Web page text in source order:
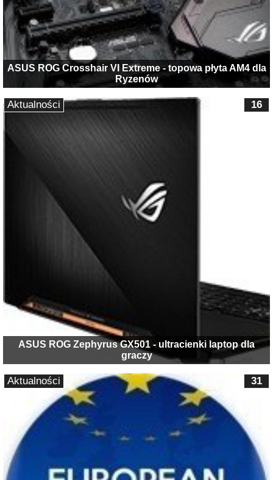
ASUS ROG Crosshair VI Extreme - topowa płyta AM4 dla
Ryzenów
ASUS ROG Zephyrus GX501 - ultracienki laptop dla
graczy
16
Aktualności
31
Aktualności